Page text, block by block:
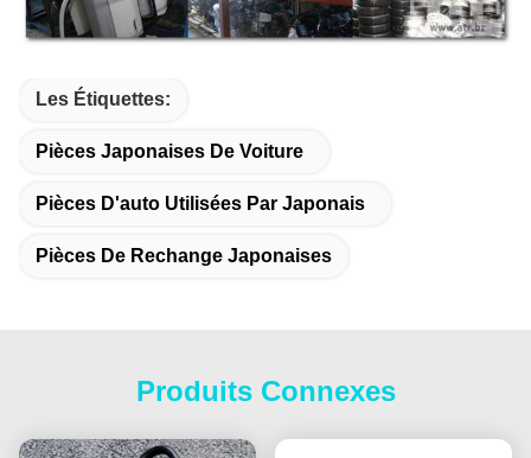
Les Étiquettes:
Pièces Japonaises De Voiture
Pièces D'auto Utilisées Par Japonais
Pièces De Rechange Japonaises
Produits Connexes